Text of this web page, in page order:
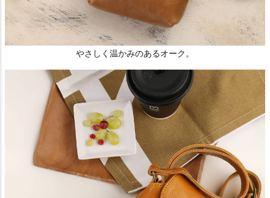
やさしく温かみのあるオーク。